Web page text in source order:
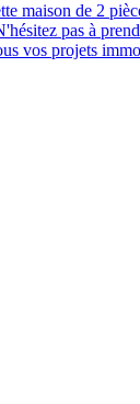
de 2
pas à
vos projets